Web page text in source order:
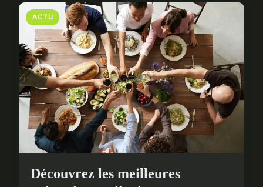
ACTU
Découvrez les meilleures